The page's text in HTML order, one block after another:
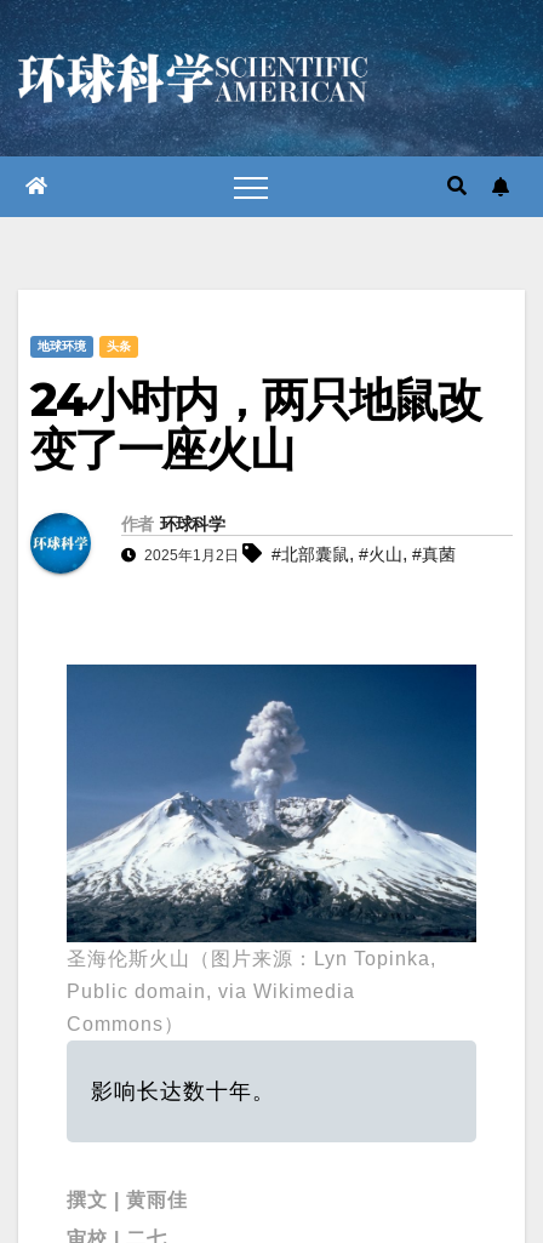
跳
至
内
容
地球环境 头条
24小时内，两只地鼠改
变了一座火山
作者 环球科学
2025年1月2日 #北部囊鼠, #火山, #真菌
圣海伦斯火山（图片来源：Lyn Topinka,
Public domain, via Wikimedia
Commons）
影响长达数十年。
撰文 | 黄雨佳
审校 | 二七